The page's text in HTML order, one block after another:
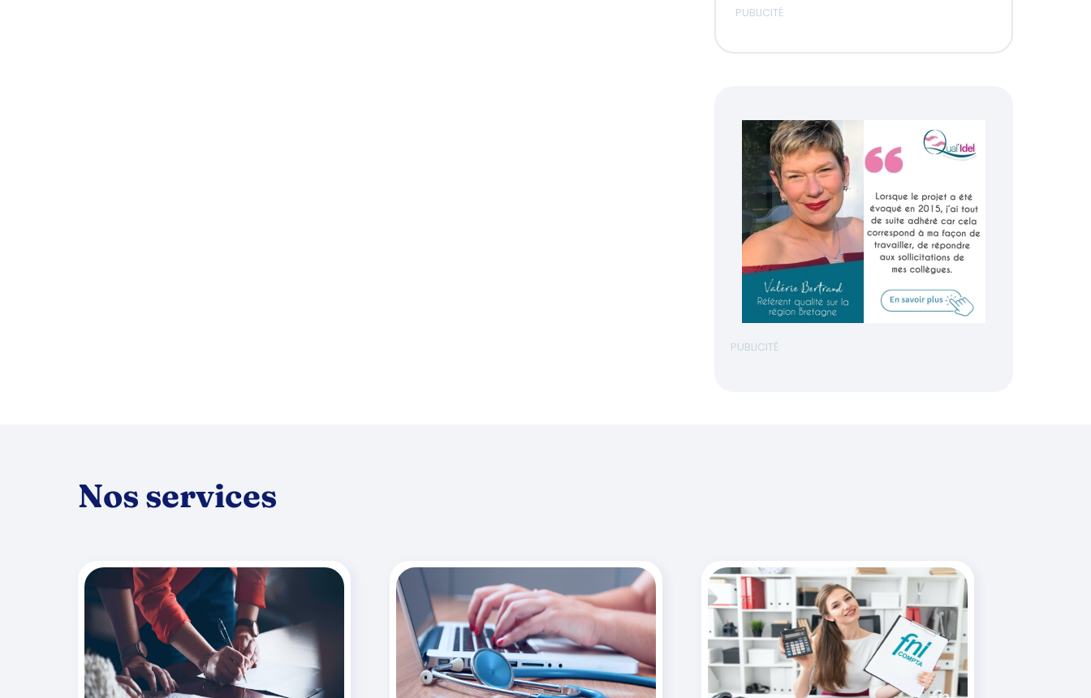
PUBLICITÉ
PUBLICITÉ
Nos services